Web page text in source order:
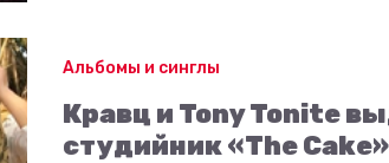
Альбомы и синглы
Кравц и Tony Tonite
студийник «The Cake»